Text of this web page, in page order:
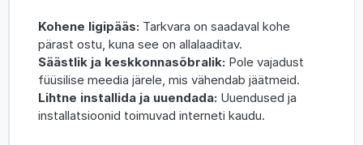
Kohene ligipääs: Tarkvara on saadaval kohe
pärast ostu, kuna see on allalaaditav.
Säästlik ja keskkonnasõbralik: Pole vajadust
füüsilise meedia järele, mis vähendab jäätmeid.
Lihtne installida ja uuendada: Uuendused ja
installatsioonid toimuvad interneti kaudu.